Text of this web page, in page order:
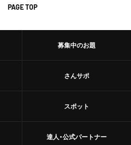
PAGE TOP
募集中のお題
さんサポ
スポット
達人・公式パートナー